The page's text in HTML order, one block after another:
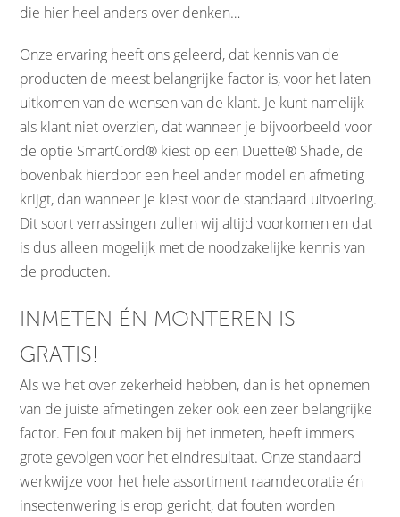
die hier heel anders over denken…
Onze ervaring heeft ons geleerd, dat kennis van de
producten de meest belangrijke factor is, voor het laten
uitkomen van de wensen van de klant. Je kunt namelijk
als klant niet overzien, dat wanneer je bijvoorbeeld voor
de optie SmartCord® kiest op een Duette® Shade, de
bovenbak hierdoor een heel ander model en afmeting
krijgt, dan wanneer je kiest voor de standaard uitvoering.
Dit soort verrassingen zullen wij altijd voorkomen en dat
is dus alleen mogelijk met de noodzakelijke kennis van
de producten.
INMETEN ÉN MONTEREN IS
GRATIS!
Als we het over zekerheid hebben, dan is het opnemen
van de juiste afmetingen zeker ook een zeer belangrijke
factor. Een fout maken bij het inmeten, heeft immers
grote gevolgen voor het eindresultaat. Onze standaard
werkwijze voor het hele assortiment raamdecoratie én
insectenwering is erop gericht, dat fouten worden